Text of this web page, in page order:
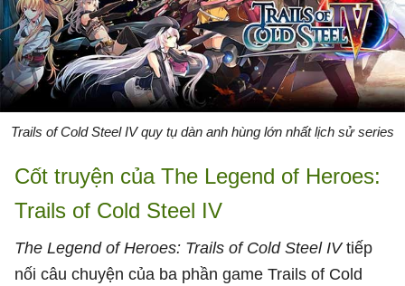
Trails of Cold Steel IV quy tụ dàn anh hùng lớn nhất lịch sử series
Cốt truyện của The Legend of Heroes:
Trails of Cold Steel IV
The Legend of Heroes: Trails of Cold Steel IVtiếp
nối câu chuyện của ba phần game Trails of Cold